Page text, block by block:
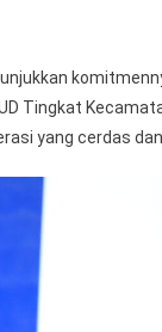
Tingkat
yang cerdas